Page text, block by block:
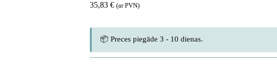
35,83 € (ar PVN)
📦 Preces piegāde 3 - 10 dienas.